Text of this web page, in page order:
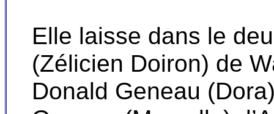
Elle laisse dans le
(Zélicien Doiron) de
Donald Geneau